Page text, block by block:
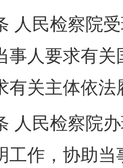
民检察院受
事人要求有
有关主体依法
民检察院办
工作，协助